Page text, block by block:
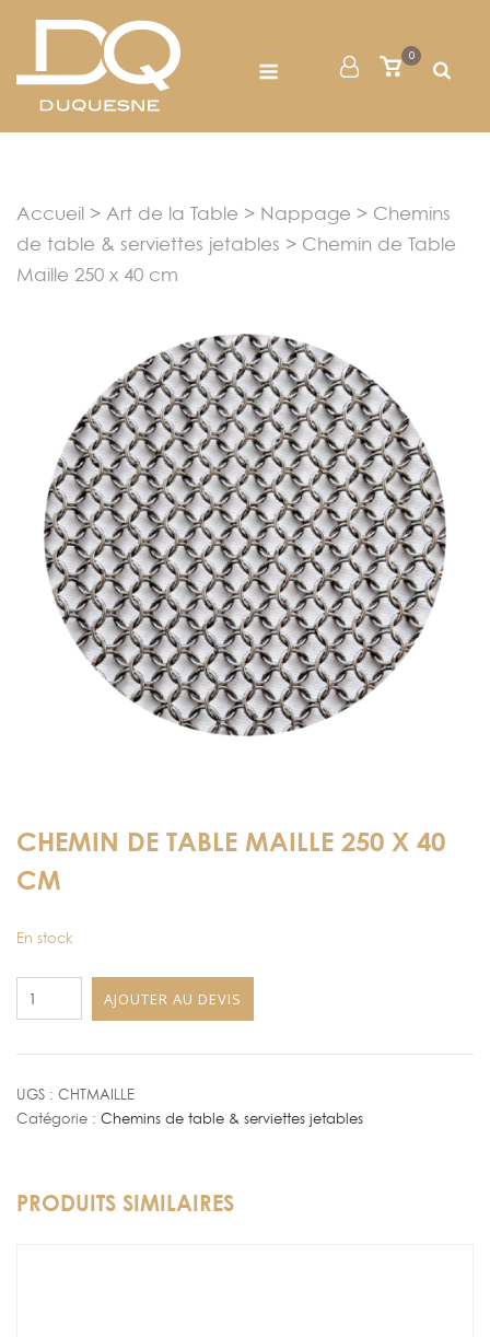
content
Mon
Voir
0
Accueil > Art de la Table > Nappage > Chemins
de table & serviettes jetables > Chemin de Table
Maille 250 x 40 cm
CHEMIN DE TABLE MAILLE 250 X 40
CM
En stock
de
Table
Maille
40
AJOUTER AU DEVIS
UGS : CHTMAILLE
Catégorie : Chemins de table & serviettes jetables
PRODUITS SIMILAIRES